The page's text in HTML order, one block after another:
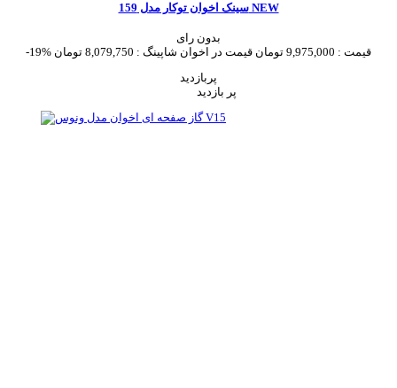
سینک اخوان توکار مدل 159 NEW
بدون رای
-19%
قیمت : 9,975,000 تومان قیمت در اخوان شاپینگ : 8,079,750 تومان
پربازدید
پر بازدید